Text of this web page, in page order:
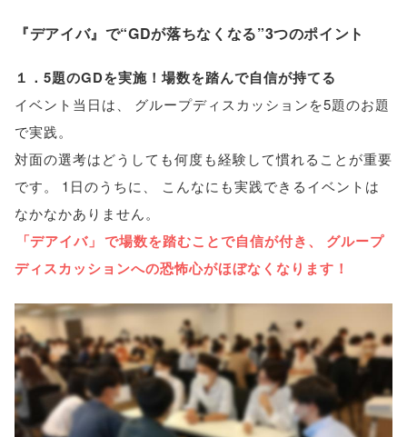
『デアイバ』で“GDが落ちなくなる”3つのポイント
１．5題のGDを実施！場数を踏んで自信が持てる
イベント当日は
グループディスカッションを5題のお題
で実践。
対面の選考はどうしても何度も経験して慣れることが重要
です。 1日のうちに
こんなにも実践できるイベントは
なかなかありません。
「デアイバ 」 で場数を踏むことで自信が付き、
グループ
ディスカッションへの恐怖心がほぼなくなります！